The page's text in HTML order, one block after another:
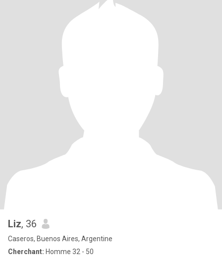
Liz, 36
Caseros, Buenos Aires, Argentine
Cherchant: Homme 32 - 50